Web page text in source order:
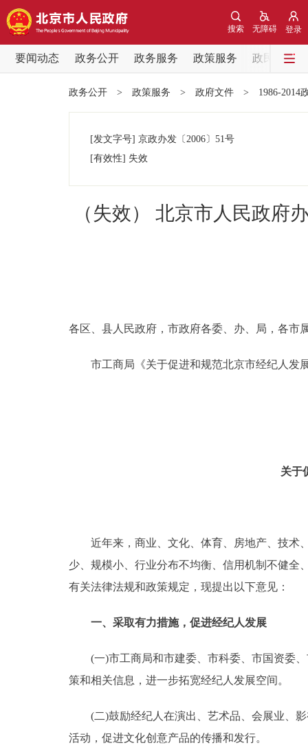
登录
无障碍
搜索
要闻动态 政务公开 政务服务 政策服务
政民互动
党中央精神
政务公开
12345网上接诉即办
北京概况
绿色北京
政务公开 > 政策服务 > 政府文件 > 1986-2014
[发文字号] 京政办发 〔2006〕 51号
[有效性] 失效
（失效） 北京市人民政府
各区、县人民政府，市政府各委、办、局，各市
市工商局《关于促进和规范北京市经纪人发展
关于
近年来，商业、文化、体育、房地产、技术、
少、规模小、行业分布不均衡、信用机制不健全
有关法律法规和政策规定，现提出以下意见：
一、采取有力措施，促进经纪人发展
(一)市工商局和市建委、市科委、市国资委、
策和相关信息，进一步拓宽经纪人发展空间。
(二)鼓励经纪人在演出、艺术品、会展业、影
活动，促进文化创意产品的传播和发行。